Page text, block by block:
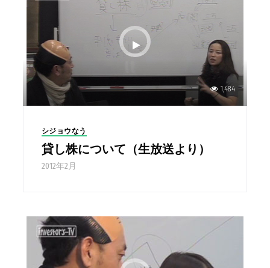
1,484
シジョウなう
貸し株について（生放送より）
2012年2月